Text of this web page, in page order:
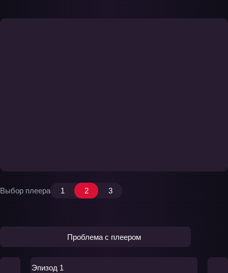
Выбор плеера 1 2 3
Проблема с плеером
Эпизод 1